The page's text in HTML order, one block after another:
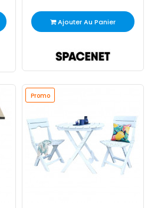
Ajouter Au Panier
Promo